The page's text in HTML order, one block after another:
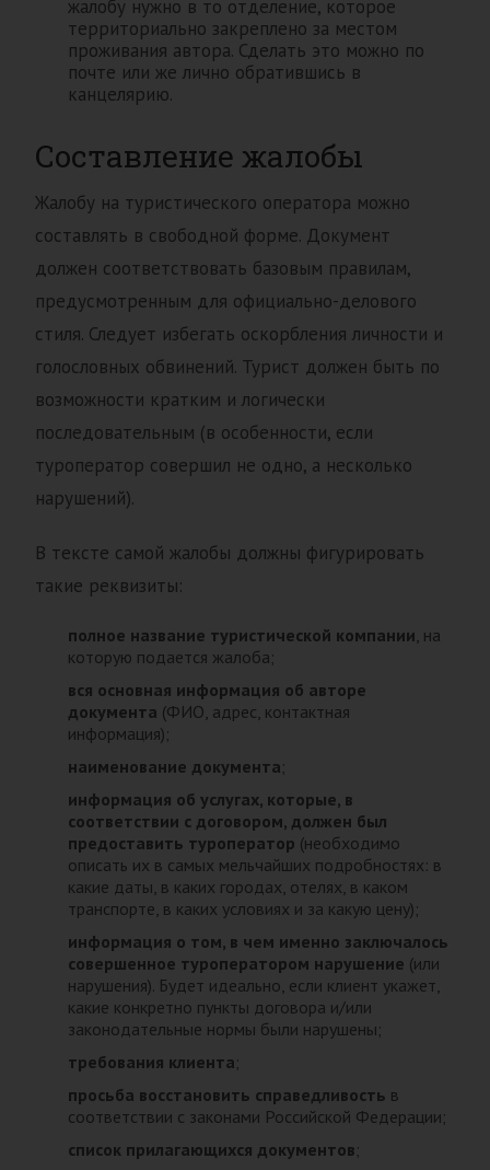
жалобу нужно в то отделение, которое
территориально закреплено за местом
проживания автора. Сделать это можно по
почте или же лично обратившись в
канцелярию.
Составление жалобы
Жалобу на туристического оператора можно
составлять в свободной форме. Документ
должен соответствовать базовым правилам,
предусмотренным для официально-делового
стиля. Следует избегать оскорбления личности и
голословных обвинений. Турист должен быть по
возможности кратким и логически
последовательным (в особенности, если
туроператор совершил не одно, а несколько
нарушений).
В тексте самой жалобы должны фигурировать
такие реквизиты:
полное название туристической компании, на
которую подается жалоба;
вся основная информация об авторе
документа (ФИО, адрес, контактная
информация);
наименование документа;
информация об услугах, которые, в
соответствии с договором, должен был
предоставить туроператор (необходимо
описать их в самых мельчайших подробностях: в
какие даты, в каких городах, отелях, в каком
транспорте, в каких условиях и за какую цену);
информация о том, в чем именно заключалось
совершенное туроператором нарушение (или
нарушения). Будет идеально, если клиент укажет,
какие конкретно пункты договора и/или
законодательные нормы были нарушены;
требования клиента;
просьба восстановить справедливость в
соответствии с законами Российской Федерации;
список прилагающихся документов;